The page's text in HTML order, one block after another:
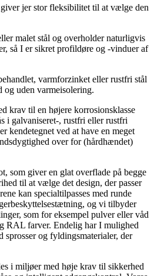
jer stor fleksibilitet til at vælge den
malet stål og overholder naturligvis
så I er sikret profildøre og -vinduer af
varmforzinket eller rustfri stål
uden varmeisolering.
krav til en højere korrosionsklasse
i galvaniseret-, rustfri eller rustfri
kendetegnet ved at have en meget
over for (hårdhændet)
som giver en glat overflade på begge
til at vælge det design, der passer
kan specialtilpasses med runde
og vi tilbyder
som for eksempel pulver­ eller våd
RAL farver. Endelig har I mulighed
sprosser og fyldingsmaterialer, der
i miljøer med høje krav til sikkerhed